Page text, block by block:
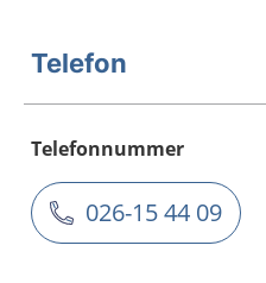
Telefon
Telefonnummer
026-15 44 09